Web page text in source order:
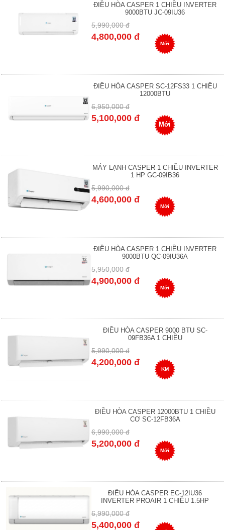
ĐIỀU HÒA CASPER 1 CHIỀU INVERTER
9000BTU JC-09IU36
5,990,000 đ
4,800,000 đ
Mới
ĐIỀU HÒA CASPER SC-12FS33 1 CHIỀU
12000BTU
6,950,000 đ
5,100,000 đ
Mới
MÁY LẠNH CASPER 1 CHIỀU INVERTER
1 HP GC-09IB36
5,990,000 đ
4,600,000 đ
Mới
ĐIỀU HÒA CASPER 1 CHIỀU INVERTER
9000BTU QC-09IU36A
5,950,000 đ
4,900,000 đ
Mới
ĐIỀU HÒA CASPER 9000 BTU SC-
09FB36A 1 CHIỀU
5,990,000 đ
4,200,000 đ
KM
ĐIỀU HÒA CASPER 12000BTU 1 CHIỀU
CƠ SC-12FB36A
6,990,000 đ
5,200,000 đ
Mới
ĐIỀU HÒA CASPER EC-12IU36
INVERTER PROAIR 1 CHIỀU 1.5HP
6,990,000 đ
5,400,000 đ